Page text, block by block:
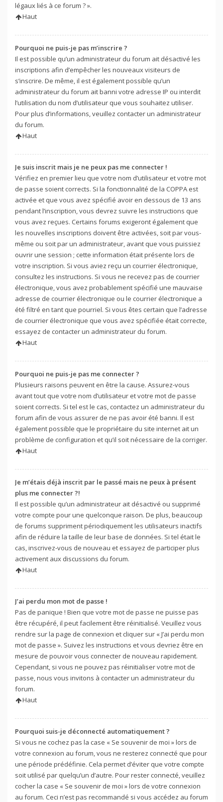
légaux liés à ce forum ? ».
Haut
Pourquoi ne puis-je pas m’inscrire ?
Il est possible qu’un administrateur du forum ait désactivé les
inscriptions afin d’empêcher les nouveaux visiteurs de
s’inscrire. De même, il est également possible qu’un
administrateur du forum ait banni votre adresse IP ou interdit
l’utilisation du nom d’utilisateur que vous souhaitez utiliser.
Pour plus d’informations, veuillez contacter un administrateur
du forum.
Haut
Je suis inscrit mais je ne peux pas me connecter !
Vérifiez en premier lieu que votre nom d’utilisateur et votre mot
de passe soient corrects. Si la fonctionnalité de la COPPA est
activée et que vous avez spécifié avoir en dessous de 13 ans
pendant l’inscription, vous devrez suivre les instructions que
vous avez reçues. Certains forums exigeront également que
les nouvelles inscriptions doivent être activées, soit par vous-
même ou soit par un administrateur, avant que vous puissiez
ouvrir une session ; cette information était présente lors de
votre inscription. Si vous aviez reçu un courrier électronique,
consultez les instructions. Si vous ne recevez pas de courrier
électronique, vous avez probablement spécifié une mauvaise
adresse de courrier électronique ou le courrier électronique a
été filtré en tant que pourriel. Si vous êtes certain que l’adresse
de courrier électronique que vous avez spécifiée était correcte,
essayez de contacter un administrateur du forum.
Haut
Pourquoi ne puis-je pas me connecter ?
Plusieurs raisons peuvent en être la cause. Assurez-vous
avant tout que votre nom d’utilisateur et votre mot de passe
soient corrects. Si tel est le cas, contactez un administrateur du
forum afin de vous assurer de ne pas avoir été banni. Il est
également possible que le propriétaire du site internet ait un
problème de configuration et qu’il soit nécessaire de la corriger.
Haut
Je m’étais déjà inscrit par le passé mais ne peux à présent
plus me connecter ?!
Il est possible qu’un administrateur ait désactivé ou supprimé
votre compte pour une quelconque raison. De plus, beaucoup
de forums suppriment périodiquement les utilisateurs inactifs
afin de réduire la taille de leur base de données. Si tel était le
cas, inscrivez-vous de nouveau et essayez de participer plus
activement aux discussions du forum.
Haut
J’ai perdu mon mot de passe !
Pas de panique ! Bien que votre mot de passe ne puisse pas
être récupéré, il peut facilement être réinitialisé. Veuillez vous
rendre sur la page de connexion et cliquer sur « J’ai perdu mon
mot de passe ». Suivez les instructions et vous devriez être en
mesure de pouvoir vous connecter de nouveau rapidement.
Cependant, si vous ne pouvez pas réinitialiser votre mot de
passe, nous vous invitons à contacter un administrateur du
forum.
Haut
Pourquoi suis-je déconnecté automatiquement ?
Si vous ne cochez pas la case « Se souvenir de moi » lors de
votre connexion au forum, vous ne resterez connecté que pour
une période prédéfinie. Cela permet d’éviter que votre compte
soit utilisé par quelqu’un d’autre. Pour rester connecté, veuillez
cocher la case « Se souvenir de moi » lors de votre connexion
au forum. Ceci n’est pas recommandé si vous accédez au forum